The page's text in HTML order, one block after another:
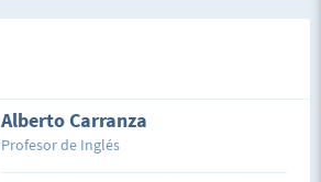
Alberto Carranza
Profesor de Inglés